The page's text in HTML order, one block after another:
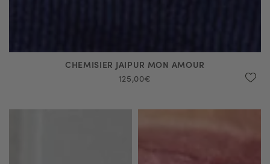
CHEMISIER JAIPUR MON AMOUR
125,00€